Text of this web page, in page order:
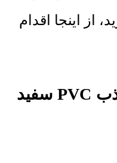
اینجا اقدام
مشخصات سقف کاذب PVC سفید